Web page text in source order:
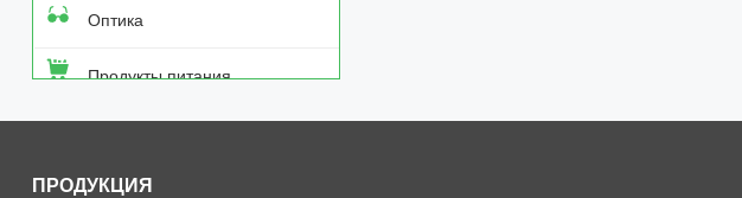
Оптика
Продукты питания
Товары неаптечного
ПРОДУКЦИЯ